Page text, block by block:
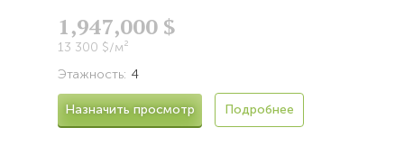
1,947,000 $
13 300 $/м²
Этажность: 4
Назначить просмотр Подробнее